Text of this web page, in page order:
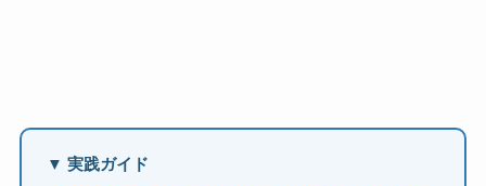
▼ 実践ガイド